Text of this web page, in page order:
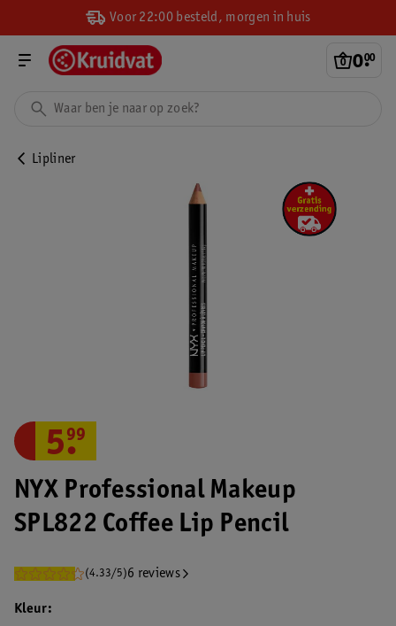
Voor 22:00 besteld, morgen in huis
0.
00
Lipliner
NYX Professional Makeup
SPL822 Coffee Lip Pencil
(4.33/5)6 reviews
5.
99
Kleur